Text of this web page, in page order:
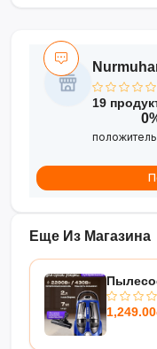
проверенное
Мощность и
Еще Из Магазина
19